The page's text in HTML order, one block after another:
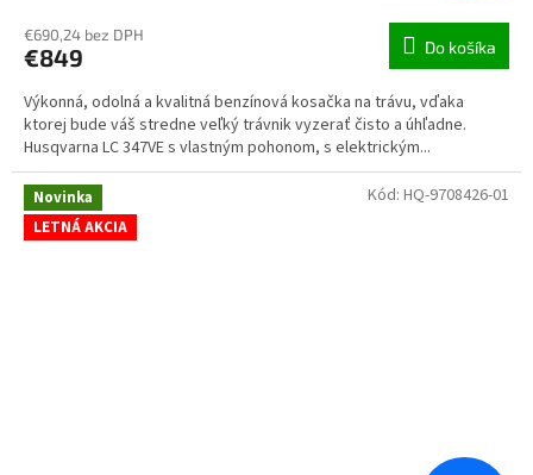
€690,24 bez DPH
€849 Do košíka
Výkonná, odolná a kvalitná benzínová kosačka na trávu, vďaka
ktorej bude váš stredne veľký trávnik vyzerať čisto a úhľadne.
Husqvarna LC 347VE s vlastným pohonom, s elektrickým...
Novinka
LETNÁ AKCIA
Kód: HQ-9708426-01